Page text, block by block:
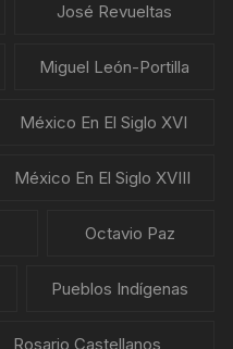
José Revueltas
Miguel León-Portilla
México En El Siglo XVI
México En El Siglo XVIII
Octavio Paz
Pueblos Indígenas
Rosario Castellanos